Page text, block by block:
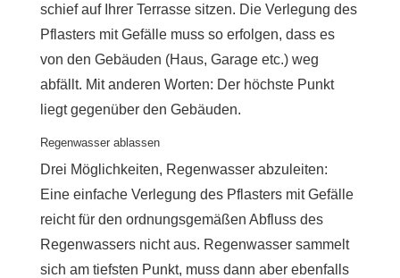
schief auf Ihrer Terrasse sitzen. Die Verlegung des
Pflasters mit Gefälle muss so erfolgen, dass es
von den Gebäuden (Haus, Garage etc.) weg
abfällt. Mit anderen Worten: Der höchste Punkt
liegt gegenüber den Gebäuden.
Regenwasser ablassen
Drei Möglichkeiten, Regenwasser abzuleiten:
Eine einfache Verlegung des Pflasters mit Gefälle
reicht für den ordnungsgemäßen Abfluss des
Regenwassers nicht aus. Regenwasser sammelt
sich am tiefsten Punkt, muss dann aber ebenfalls